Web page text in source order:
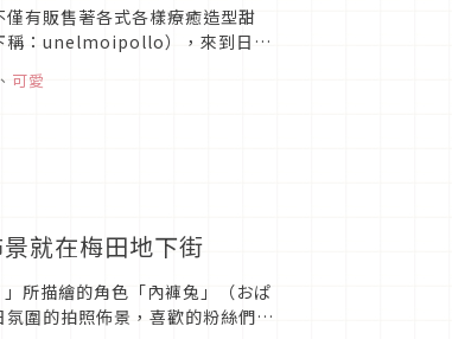
有販售著各式各樣療癒造型甜
稱：unelmoipollo），來到日本
、 可愛
就在梅田地下街
所描繪的角色「內褲兔」（おぱ
圍的拍照佈景，喜歡的粉絲們可